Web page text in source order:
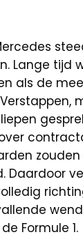
Lange tijd
als de
zouden
Daardoor
Formule 1.